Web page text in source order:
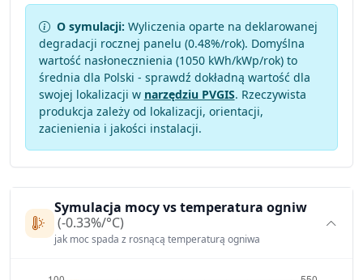
O symulacji: Wyliczenia oparte na deklarowanej
degradacji rocznej panelu (0.48%/rok). Domyślna
wartość nasłonecznienia (1050 kWh/kWp/rok) to
średnia dla Polski - sprawdź dokładną wartość dla
swojej lokalizacji w narzędziu PVGIS. Rzeczywista
produkcja zależy od lokalizacji, orientacji,
zacienienia i jakości instalacji.
Symulacja mocy vs temperatura ogniw
(-0.33%/°C)
jak moc spada z rosnącą temperaturą ogniwa